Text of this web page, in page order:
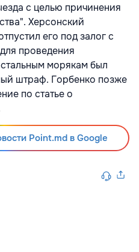
с целью причинения
Херсонский
его под залог с
проведения
морякам был
штраф. Горбенко позже
по статье о
Point.md в Google